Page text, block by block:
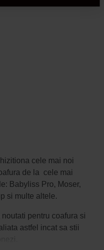
cele mai noi
de la cele mai
Babyliss Pro, Moser,
si multe altele.
pentru coafura si
astfel incat sa stii